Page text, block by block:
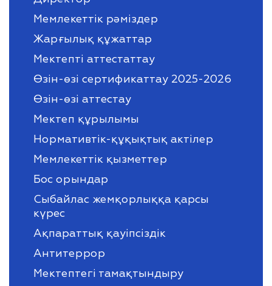
Мемлекеттік рәміздер
Жарғылық құжаттар
Мектепті аттестаттау
Өзін-өзі сертификаттау 2025-2026
Өзін-өзі аттестау
Мектеп құрылымы
Нормативтік-құқықтық актілер
Мемлекеттік қызметтер
Бос орындар
Сыбайлас жемқорлыққа қарсы
күрес
Ақпараттық қауіпсіздік
Антитеррор
Мектептегі тамақтындыру